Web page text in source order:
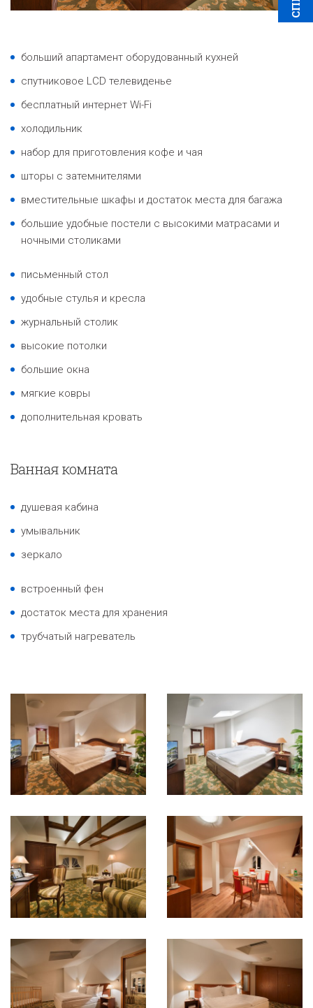
больший апартамент оборудованный кухней
спутниковое LCD телевиденье
бесплатный интернет Wi-Fi
холодильник
набор для приготовления кофе и чая
шторы с затемнителями
вместительные шкафы и достаток места для багажа
большие удобные постели с высокими матрасами и
ночными столиками
письменный стол
удобные стулья и кресла
журнальный столик
высокие потолки
большие окна
мягкие ковры
дополнительная кровать
Ванная комната
душевая кабина
умывальник
зеркало
встроенный фен
достаток места для хранения
трубчатый нагреватель